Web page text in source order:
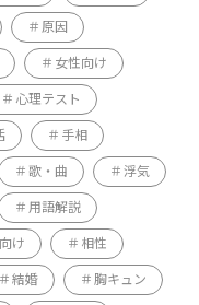
原因
女性向け
心理テスト
手相
歌・曲 浮気
用語解説
け 相性
結婚 胸キュン